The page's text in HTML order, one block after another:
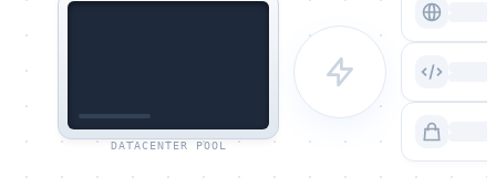
DATACENTER POOL